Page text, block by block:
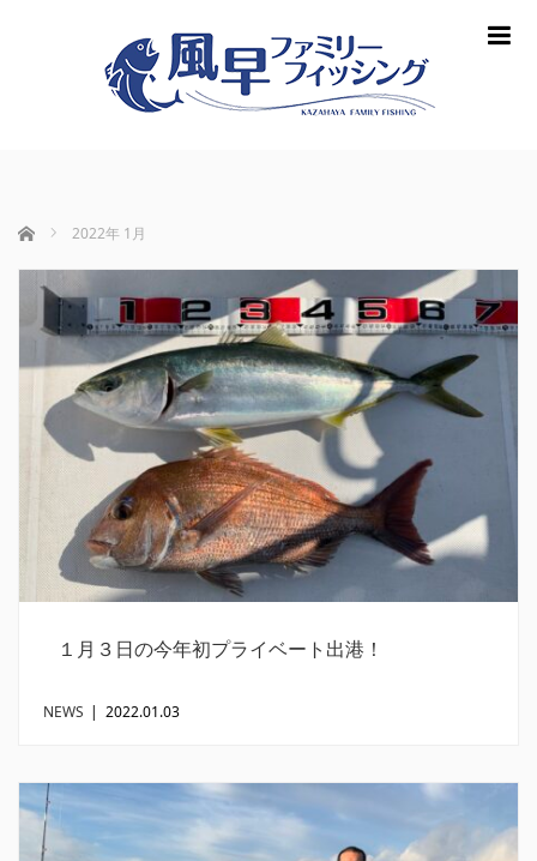
ホーム 2022年 1月
１月３日の今年初プライベート出港！
NEWS | 2022.01.03